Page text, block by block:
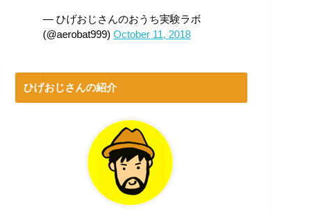
— ひげおじさんのおうち実験ラボ
(@aerobat999) October 11, 2018
ひげおじさんの紹介